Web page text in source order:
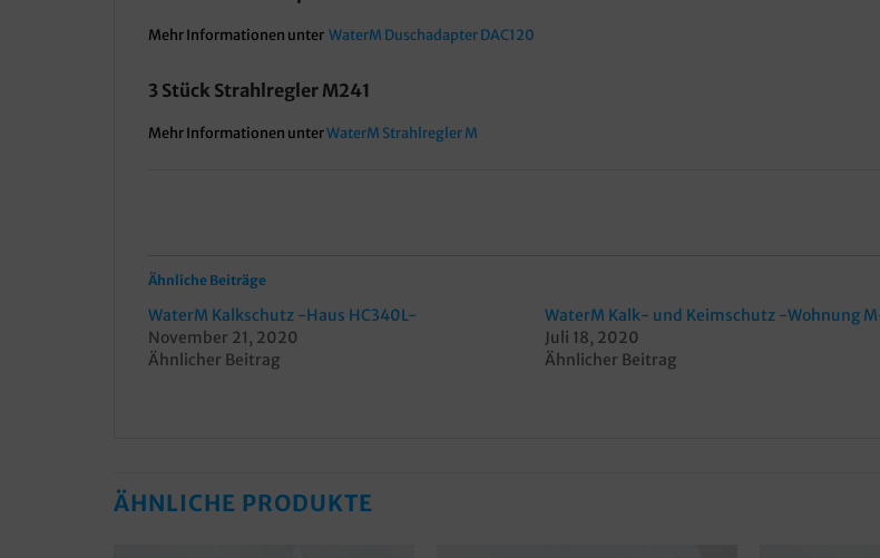
Mehr Informationen unter WaterM Duschadapter DAC120
3 Stück Strahlregler M241
Mehr Informationen unterWaterM Strahlregler M
Ähnliche Beiträge
WaterM Kalkschutz -Haus HC340L-
November 21, 2020
Ähnlicher Beitrag
WaterM Kalk- und Keimschutz -Wohnung
Juli 18, 2020
Ähnlicher Beitrag
ÄHNLICHE PRODUKTE